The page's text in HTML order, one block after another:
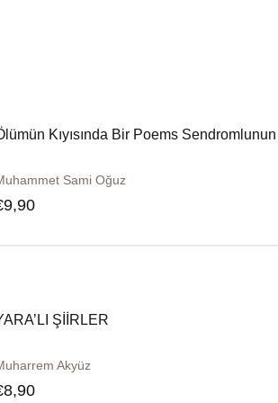
Kıyısında Bir Poems
Sami Oğuz
9,90
ŞİİRLER
Akyüz
8,90